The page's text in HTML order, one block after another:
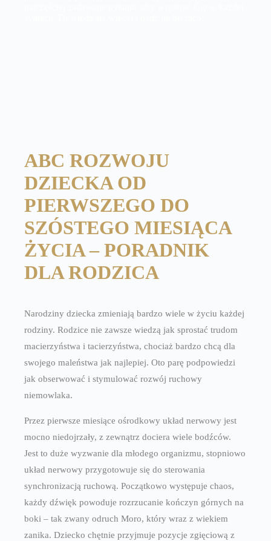
ABC ROZWOJU
DZIECKA OD
PIERWSZEGO DO
SZÓSTEGO MIESIĄCA
ŻYCIA – PORADNIK
DLA RODZICA
Narodziny dziecka zmieniają bardzo wiele w życiu każdej
rodziny. Rodzice nie zawsze wiedzą jak sprostać trudom
macierzyństwa i tacierzyństwa, chociaż bardzo chcą dla
swojego maleństwa jak najlepiej. Oto parę podpowiedzi
jak obserwować i stymulować rozwój ruchowy
niemowlaka.
Przez pierwsze miesiące ośrodkowy układ nerwowy jest
mocno niedojrzały, z zewnątrz dociera wiele bodźców.
Jest to duże wyzwanie dla młodego organizmu, stopniowo
układ nerwowy przygotowuje się do sterowania
synchronizacją ruchową. Początkowo występuje chaos,
każdy dźwięk powoduje rozrzucanie kończyn górnych na
boki – tak zwany odruch Moro, który wraz z wiekiem
zanika. Dziecko chętnie przyjmuje pozycje zgięciową z